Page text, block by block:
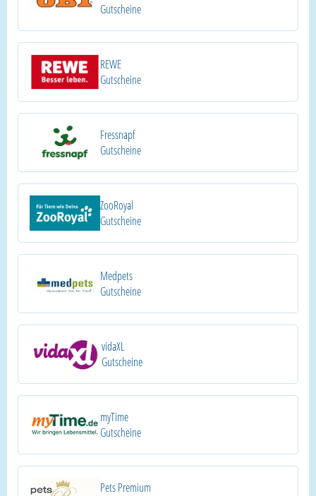
Gutscheine
REWE
Gutscheine
Fressnapf
Gutscheine
ZooRoyal
Gutscheine
Medpets
Gutscheine
vidaXL
Gutscheine
myTime
Gutscheine
Pets Premium